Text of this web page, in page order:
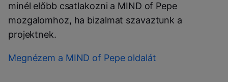
minél előbb csatlakozni a MIND of Pepe
mozgalomhoz, ha bizalmat szavaztunk a
projektnek.
Megnézem a MIND of Pepe oldalát